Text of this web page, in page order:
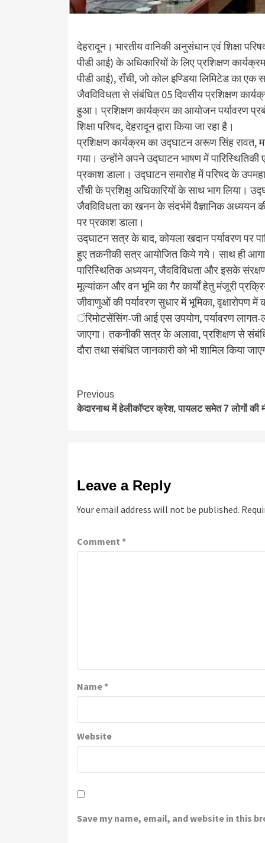
देहरादून। भारतीय वानिकी अनुसंधान एवं शिक्षा
पीडी आई) के अधिकारियों के लिए प्रशिक्षण
पीडी आई), रॉंची, जो कोल इण्डिया लिमिटेड का एक
जैवविविधता से संबंधित 05 दिवसीय प्रशिक्षण
हुआ। प्रशिक्षण कार्यक्रम का आयोजन पर्यावरण
शिक्षा परिषद, देहरादून द्वारा किया जा रहा है।
प्रशिक्षण कार्यक्रम का उद्घाटन अरूण सिंह रावत,
गया। उन्होंने अपने उद्घाटन भाषण में पारिस्थितिकी
प्रकाश डाला। उद्घाटन समारोह में परिषद के
रॉंची के प्रशिक्षु अधिकारियों के साथ भाग लिया।
जैवविविधता का खनन के संदर्भमें वैज्ञानिक अध्ययन की
पर प्रकाश डाला।
उद्घाटन सत्र के बाद, कोयला खदान पर्यावरण पर
हुए तकनीकी सत्र आयोजित किये गये। साथ ही
पारिस्थितिक अध्ययन, जैवविविधता और इसके
मूल्यांकन और वन भूमि का गैर कार्यों हेतु मंजूरी
जीवाणुओं की पर्यावरण सुधार में भूमिका, वृक्षारोपण
ंरिमोटसेंसिंग-जी आई एस उपयोग, पर्यावरण
जाएगा। तकनीकी सत्र के अलावा, प्रशिक्षण से
दौरा तथा संबंधित जानकारी को भी शामिल किया
Continue
Reading
Previous
केदारनाथ में हेलीकॉप्टर क्रेश, पायलट समेत 7 लोगों की
Leave a Reply
Your email address will not be published.
Comment *
Name*
Website
Save my name, email, and website in this